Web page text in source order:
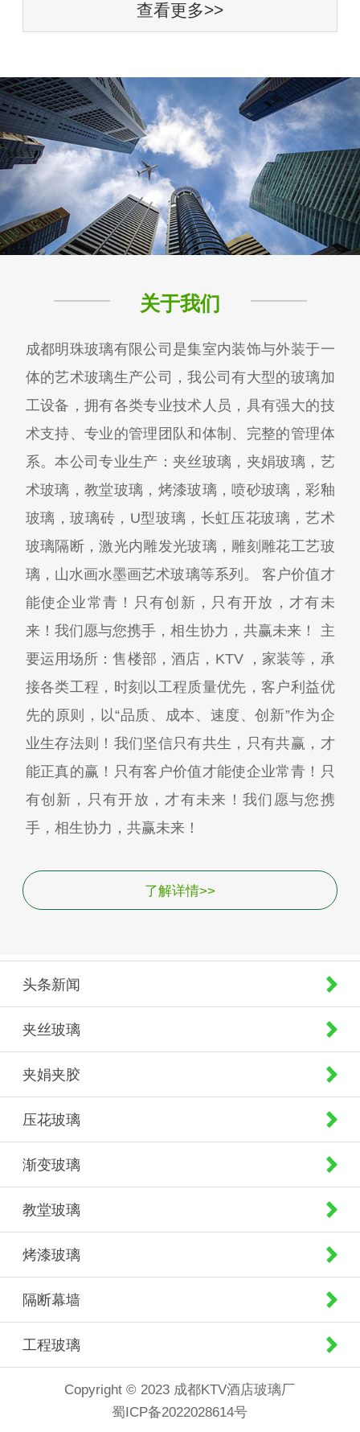
查看更多>>
关于我们
成都明珠玻璃有限公司是集室内装饰与外装于一
体的艺术玻璃生产公司，我公司有大型的玻璃加
工设备，拥有各类专业技术人员，具有强大的技
术支持、专业的管理团队和体制、完整的管理体
系。本公司专业生产：夹丝玻璃，夹娟玻璃，艺
术玻璃，教堂玻璃，烤漆玻璃，喷砂玻璃，彩釉
玻璃，玻璃砖，U型玻璃，长虹压花玻璃，艺术
玻璃隔断，激光内雕发光玻璃，雕刻雕花工艺玻
璃，山水画水墨画艺术玻璃等系列。 客户价值才
能使企业常青！只有创新，只有开放，才有未
来！我们愿与您携手，相生协力，共赢未来！ 主
要运用场所：售楼部，酒店，KTV ，家装等，承
接各类工程，时刻以工程质量优先，客户利益优
先的原则，以“品质、成本、速度、创新”作为企
业生存法则！我们坚信只有共生，只有共赢，才
能正真的赢！只有客户价值才能使企业常青！只
有创新，只有开放，才有未来！我们愿与您携
手，相生协力，共赢未来！
了解详情>>
头条新闻
夹丝玻璃
夹娟夹胶
压花玻璃
渐变玻璃
教堂玻璃
烤漆玻璃
隔断幕墙
工程玻璃
Copyright © 2023 成都KTV酒店玻璃厂
蜀ICP备2022028614号